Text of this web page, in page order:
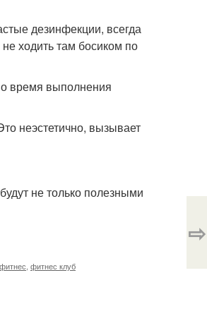
дезинфекции, всегда
ходить там босиком по
время выполнения
неэстетично, вызывает
не только полезными
фитнес клуб
⇨